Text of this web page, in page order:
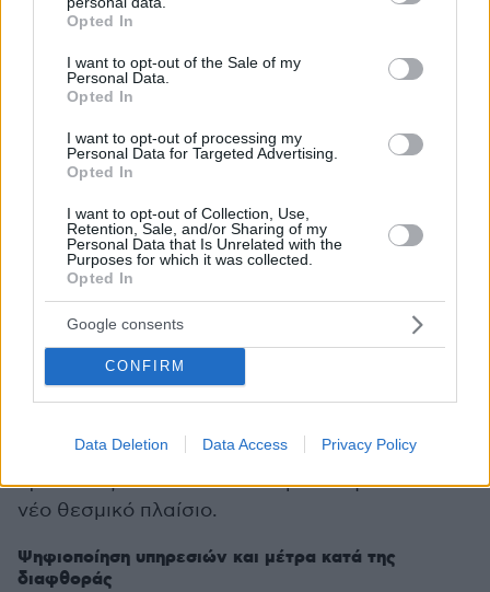
grant or deny consent to Google and its third-party tags to
use your data for below specified purposes in below Google
consent section.
Opted In
I want to opt-out of the Sale of my
Personal Data.
Opted In
I want to opt-out of processing my
Personal Data for Targeted Advertising.
Opted In
I want to opt-out of Collection, Use,
Retention, Sale, and/or Sharing of my
Personal Data that Is Unrelated with the
Purposes for which it was collected.
Opted In
Google consents
CONFIRM
Data Deletion Data Access Privacy Policy
που θα συνδυάζει μετρό, προαστιακό,
λεωφορεία και τις νέες οδικές υποδομές της
πόλης.
Σημαντικό μέρος της ομιλίας αφιερώθηκε στην
οδική ασφάλεια. Ο απερχόμενος υπουργός
από τις μεγαλύτερες μειώσεις θανατηφόρων
τροχαίων στην Ευρώπη, αποδίδοντας το
αποτέλεσμα στον νέο Κώδικα Οδικής
Κυκλοφορίας και στις πολιτικές πρόληψης που
εφαρμόστηκαν.
Παράλληλα έκανε ειδική αναφορά στη
τροχαίων δυστυχημάτων, πολλές από τις
προτάσεις των οποίων ενσωματώθηκαν στο
νέο θεσμικό πλαίσιο.
Ψηφιοποίηση υπηρεσιών και μέτρα κατά της
διαφθοράς